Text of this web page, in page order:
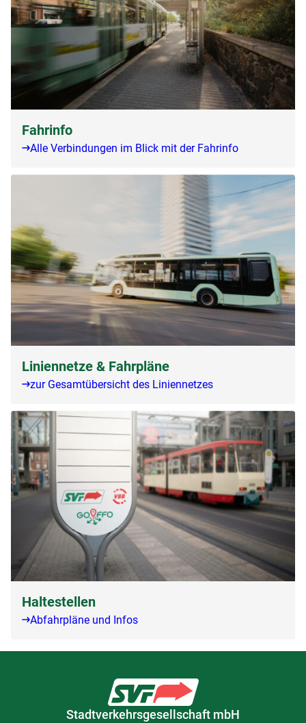
Fahrinfo
Alle Verbindungen im Blick mit der Fahrinfo
Liniennetze & Fahrpläne
zur Gesamtübersicht des Liniennetzes
Haltestellen
Abfahrpläne und Infos
Stadtverkehrsgesellschaft mbH